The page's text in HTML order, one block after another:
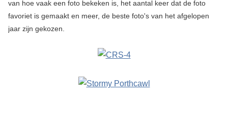
van hoe vaak een foto bekeken is, het aantal keer dat de foto
favoriet is gemaakt en meer, de beste foto's van het afgelopen
jaar zijn gekozen.